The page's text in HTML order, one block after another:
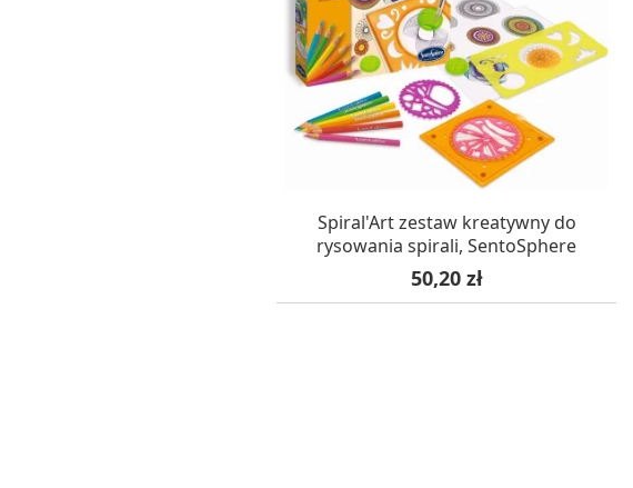
W MAGAZYNIE, DOSTAWA 24H
Spiral'Art zestaw kreatywny do
rysowania spirali, SentoSphere
Cena
50,20 zł